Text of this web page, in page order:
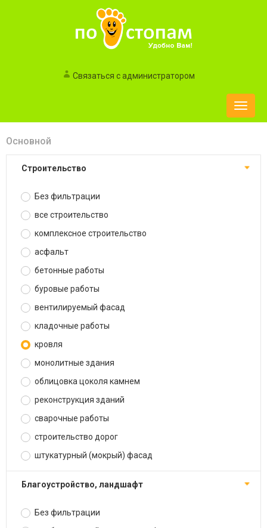
Связаться с администратором
Toggle
Основной
строительство
Без фильтрации
все строительство
комплексное строительство
асфальт
бетонные работы
буровые работы
вентилируемый фасад
кладочные работы
кровля
монолитные здания
облицовка цоколя камнем
реконструкция зданий
сварочные работы
строительство дорог
штукатурный (мокрый) фасад
благоустройство, ландшафт
Без фильтрации